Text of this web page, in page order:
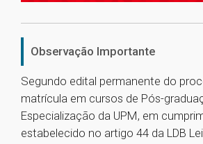
Observação Importante
Segundo edital permanente do
matrícula em cursos de Pós-
Especialização da UPM, em
estabelecido no artigo 44 da LDB